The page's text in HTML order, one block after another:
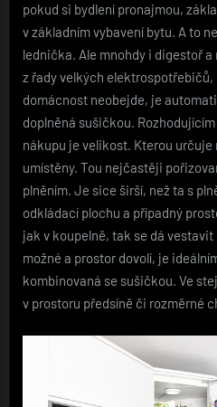
pokud si bydlení pronajmou,
v základním vybavení bytu. A to
lednička. Ale mnohdy i digestoř
z řady velkých elektrospotřebičů,
domácnost neobejde, je
doplněná sušičkou.
nákupu je velikost. Kterou určuje
umístěny. Tou nejčastěji
plněním. Je sice širší, než ta s
odkládací plochu a případný
jak v koupelně, tak se dá
možné a prostor dovolí, je
kombinovaná se sušičkou. Ve
v prostoru předsíně či rozměrné